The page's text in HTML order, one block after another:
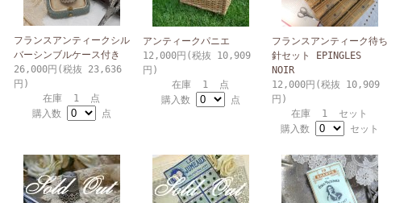
フランスアンティークシル
バーシンブルケース付き
26,000円(税抜 23,636
円)
在庫 1 点
購入数
点
アンティークパニエ
12,000円(税抜 10,909
円)
在庫 1 点
購入数
点
フランスアンティーク待ち
針セット EPINGLES
NOIR
12,000円(税抜 10,909
円)
在庫 1 セット
購入数
セット